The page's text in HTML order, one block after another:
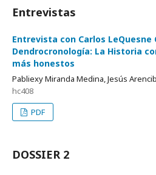
Entrevistas
Entrevista con Carlos LeQuesne
Dendrocronología: La Historia
más honestos
Pabliexy Miranda Medina, Jesús
hc408
PDF
DOSSIER 2